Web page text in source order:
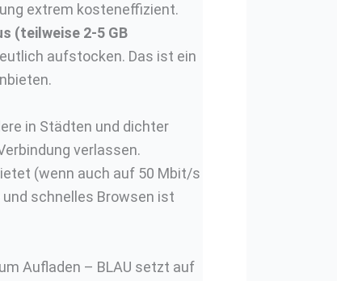
extrem kosteneffizient.
(teilweise 2-5 GB
aufstocken. Das ist ein
in Städten und dichter
verlassen.
(wenn auch auf 50 Mbit/s
schnelles Browsen ist
Aufladen – BLAU setzt auf